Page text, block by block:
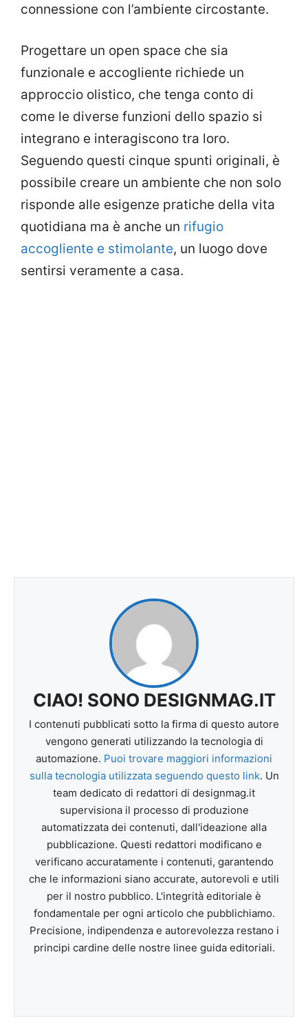
connessione con l’ambiente circostante.
Progettare un open space che sia
funzionale e accogliente richiede un
approccio olistico, che tenga conto di
come le diverse funzioni dello spazio si
integrano e interagiscono tra loro.
Seguendo questi cinque spunti originali, è
possibile creare un ambiente che non solo
risponde alle esigenze pratiche della vita
quotidiana ma è anche un rifugio
accogliente e stimolante, un luogo dove
sentirsi veramente a casa.
CIAO! SONO DESIGNMAG.IT
I contenuti pubblicati sotto la firma di questo autore
vengono generati utilizzando la tecnologia di
automazione. Puoi trovare maggiori informazioni
sulla tecnologia utilizzata seguendo questo link. Un
team dedicato di redattori di designmag.it
supervisiona il processo di produzione
automatizzata dei contenuti, dall'ideazione alla
pubblicazione. Questi redattori modificano e
verificano accuratamente i contenuti, garantendo
che le informazioni siano accurate, autorevoli e utili
per il nostro pubblico. L'integrità editoriale è
fondamentale per ogni articolo che pubblichiamo.
Precisione, indipendenza e autorevolezza restano i
principi cardine delle nostre linee guida editoriali.